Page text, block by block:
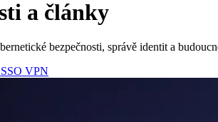
a články
bezpečnosti, správě identit a
SSO VPN